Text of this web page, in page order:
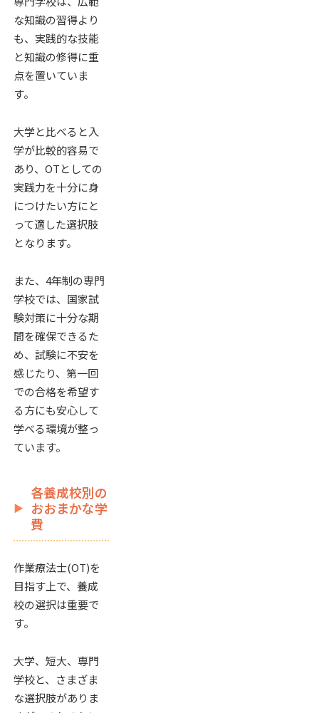
な知識の習得より
も、実践的な技能
と知識の修得に重
点を置いていま
す。
大学と比べると入
学が比較的容易で
あり、OTとしての
実践力を十分に身
につけたい方にと
って適した選択肢
となります。
また、4年制の専門
学校では、国家試
験対策に十分な期
間を確保できるた
め、試験に不安を
感じたり、第一回
での合格を希望す
る方にも安心して
学べる環境が整っ
ています。
各養成校別の
おおまかな学
費
作業療法士(OT)を
目指す上で、養成
校の選択は重要で
す。
大学、短大、専門
学校と、さまざま
な選択肢がありま